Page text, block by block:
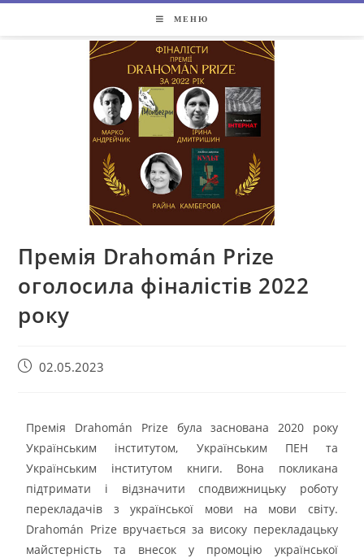
МЕНЮ
Премія Drahomán Prize
оголосила фіналістів 2022
року
02.05.2023
Премія Drahomán Prize була заснована 2020 року
Українським інститутом, Українським ПЕН та
Українським інститутом книги. Вона покликана
підтримати і відзначити сподвижницьку роботу
перекладачів з української мови на мови світу.
Drahomán Prize вручається за високу перекладацьку
майстерність та внесок у промоцію української